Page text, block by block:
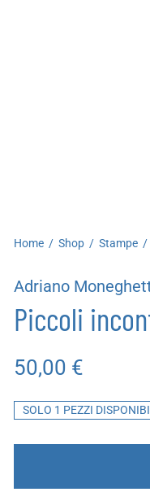
Home / Shop / Stampe /
Adriano
Piccoli
50,00 €
SOLO 1 PEZZI